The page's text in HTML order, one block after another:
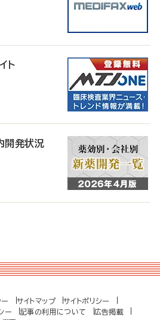
ト
開発状況
ー サイトマップ
サイトポリシー
ー 記事の利用について
広告掲載